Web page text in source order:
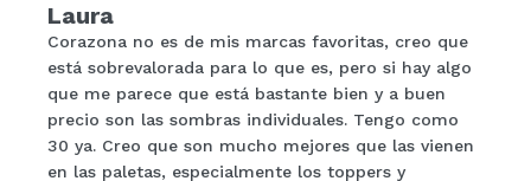
Tu vídeo podría ser el primero. Imagínatelo...
¿Recomendarías su compra? Si
5/5
Laura
Corazona no es de mis marcas favoritas, creo que
está sobrevalorada para lo que es, pero si hay algo
que me parece que está bastante bien y a buen
precio son las sombras individuales. Tengo como
30 ya. Creo que son mucho mejores que las vienen
en las paletas, especialmente los toppers y